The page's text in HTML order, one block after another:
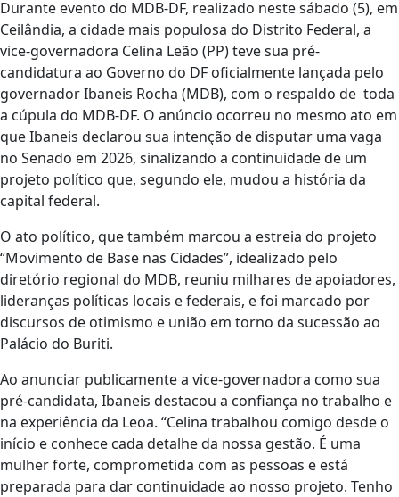
Durante evento do MDB-DF, realizado neste sábado (5), em
Ceilândia, a cidade mais populosa do Distrito Federal, a
vice-governadora Celina Leão (PP) teve sua pré-
candidatura ao Governo do DF oficialmente lançada pelo
governador Ibaneis Rocha (MDB), com o respaldo de toda
a cúpula do MDB-DF. O anúncio ocorreu no mesmo ato em
que Ibaneis declarou sua intenção de disputar uma vaga
no Senado em 2026, sinalizando a continuidade de um
projeto político que, segundo ele, mudou a história da
capital federal.
O ato político, que também marcou a estreia do projeto
“Movimento de Base nas Cidades”, idealizado pelo
diretório regional do MDB, reuniu milhares de apoiadores,
lideranças políticas locais e federais, e foi marcado por
discursos de otimismo e união em torno da sucessão ao
Palácio do Buriti.
Ao anunciar publicamente a vice-governadora como sua
pré-candidata, Ibaneis destacou a confiança no trabalho e
na experiência da Leoa. “Celina trabalhou comigo desde o
início e conhece cada detalhe da nossa gestão. É uma
mulher forte, comprometida com as pessoas e está
preparada para dar continuidade ao nosso projeto. Tenho